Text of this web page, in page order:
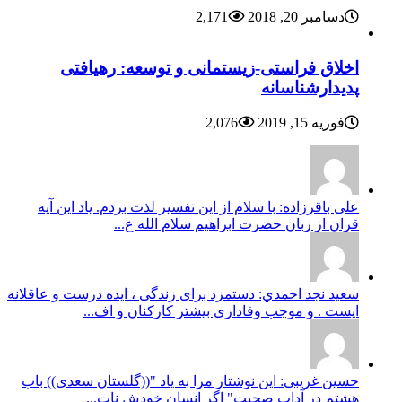
دسامبر 20, 2018 2,171
اخلاق فراستی-زیستمانی و توسعه: رهیافتی
پدیدارشناسانه
فوریه 15, 2019 2,076
علی باقرزاده: با سلام از این تفسیر لذت بردم. یاد این آیه
قران از زبان حضرت ابراهیم سلام الله ع...
سعيد نجد احمدي: دستمزد برای زندگی ، ایده درست و عاقلانه
ایست . و موجب وفاداری بیشتر کارکنان و اف...
حسین غریبی: این نوشتار مرا به یاد "((گلستان سعدی)) باب
هشتم در آداب صحبت" اگر انسان خودش نات...